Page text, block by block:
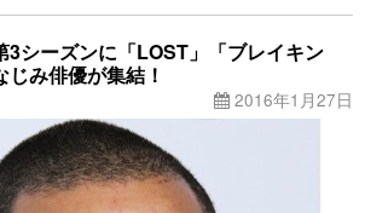
3シーズンに「LOST」「ブレイキン
み俳優が集結！
2016年1月27日